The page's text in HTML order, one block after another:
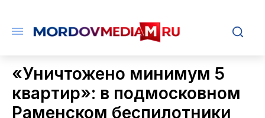
«Уничтожено минимум 5
квартир»: в подмосковном
Раменском беспилотники